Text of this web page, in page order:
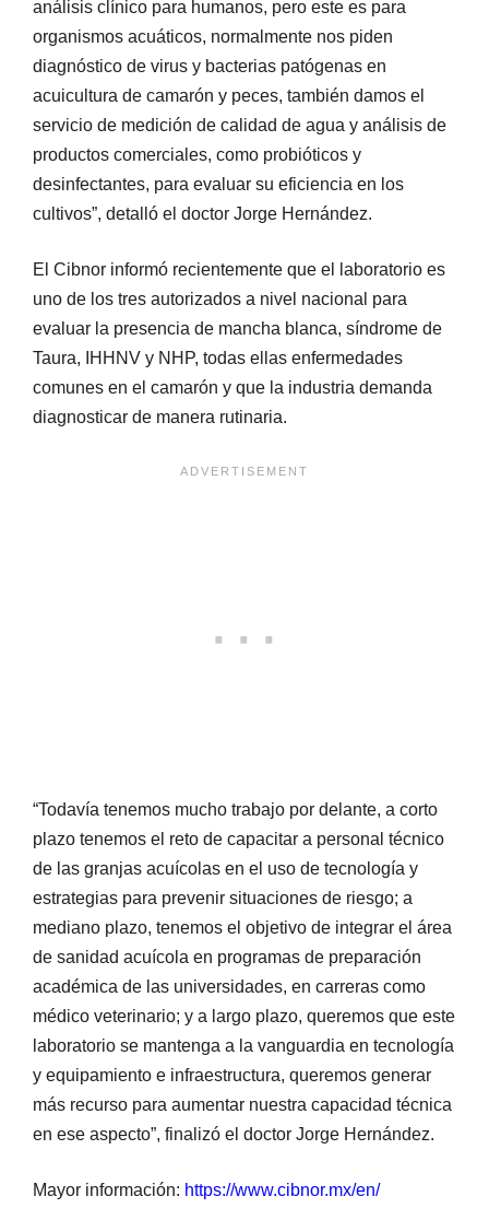
análisis clínico para humanos, pero este es para
organismos acuáticos, normalmente nos piden
diagnóstico de virus y bacterias patógenas en
acuicultura de camarón y peces, también damos el
servicio de medición de calidad de agua y análisis de
productos comerciales, como probióticos y
desinfectantes, para evaluar su eficiencia en los
cultivos”, detalló el doctor Jorge Hernández.
El Cibnor informó recientemente que el laboratorio es
uno de los tres autorizados a nivel nacional para
evaluar la presencia de mancha blanca, síndrome de
Taura, IHHNV y NHP, todas ellas enfermedades
comunes en el camarón y que la industria demanda
diagnosticar de manera rutinaria.
“Todavía tenemos mucho trabajo por delante, a corto
plazo tenemos el reto de capacitar a personal técnico
de las granjas acuícolas en el uso de tecnología y
estrategias para prevenir situaciones de riesgo; a
mediano plazo, tenemos el objetivo de integrar el área
de sanidad acuícola en programas de preparación
académica de las universidades, en carreras como
médico veterinario; y a largo plazo, queremos que este
laboratorio se mantenga a la vanguardia en tecnología
y equipamiento e infraestructura, queremos generar
más recurso para aumentar nuestra capacidad técnica
en ese aspecto”, finalizó el doctor Jorge Hernández.
Mayor información: https://www.cibnor.mx/en/